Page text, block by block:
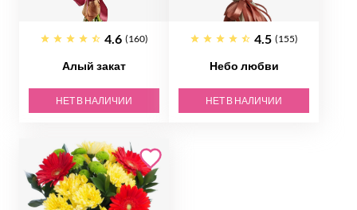
4.6 (160)
Алый закат
НЕТ В НАЛИЧИИ
4.5 (155)
Небо любви
НЕТ В НАЛИЧИИ